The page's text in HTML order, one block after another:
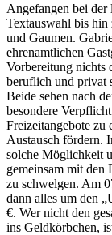
Angefangen bei
Textauswahl bis hin
und Gaumen.
ehrenamtlichen
Vorbereitung nichts
beruflich und privat
Beide sehen nach
besondere
Freizeitangebote zu
Austausch fördern.
solche Möglichkeit
gemeinsam mit den
zu schwelgen. Am
dann alles um den
€. Wer nicht den
ins Geldkörbchen,